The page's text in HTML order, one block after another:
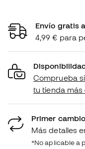
Envío gratis
4,99 € para
Comprueba
tu tienda
Primer
Más detalles
*No aplicable a